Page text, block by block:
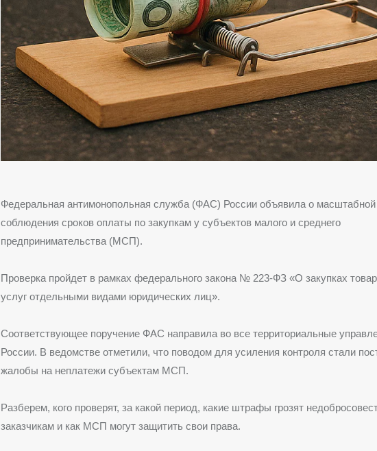
Федеральная антимонопольная служба (ФАС) России объявила о масштабной
соблюдения сроков оплаты по закупкам у субъектов малого и среднего
предпринимательства (МСП).
Проверка пройдет в рамках федерального закона № 223-ФЗ «О закупках
услуг отдельными видами юридических лиц».
Соответствующее поручение ФАС направила во все территориальные
России. В ведомстве отметили, что поводом для усиления контроля стали
жалобы на неплатежи субъектам МСП.
Разберем, кого проверят, за какой период, какие штрафы грозят
заказчикам и как МСП могут защитить свои права.